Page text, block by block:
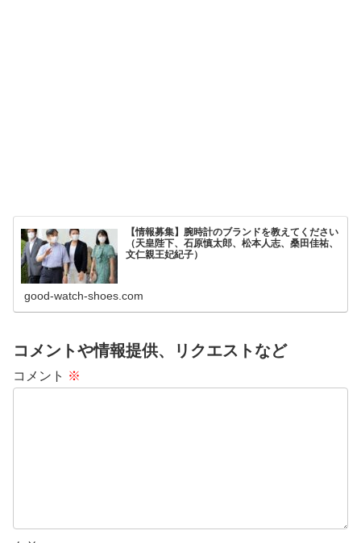
【情報募集】腕時計のブランドを教えてください
（天皇陛下、石原慎太郎、松本人志、桑田佳祐、
文仁親王妃紀子）
good-watch-shoes.com
コメントや情報提供、リクエストなど
コメント ※